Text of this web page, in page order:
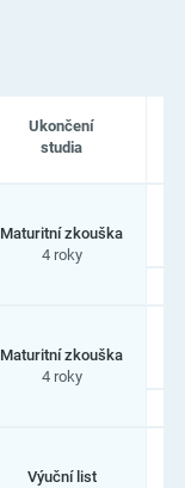
Ukončení
studia
Maturitní zkouška
4 roky
Maturitní zkouška
4 roky
Výuční list